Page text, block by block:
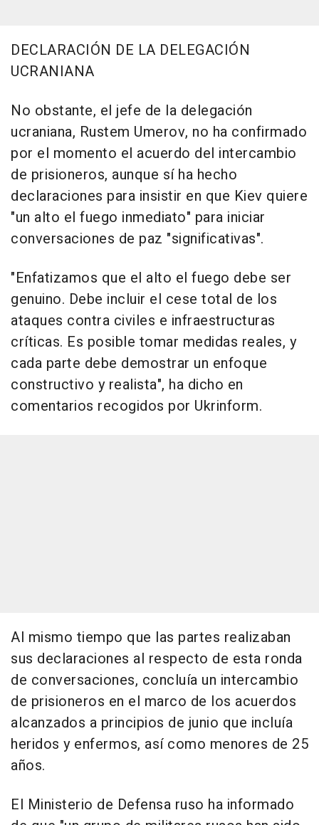
DECLARACIÓN DE LA DELEGACIÓN
UCRANIANA
No obstante, el jefe de la delegación
ucraniana, Rustem Umerov, no ha confirmado
por el momento el acuerdo del intercambio
de prisioneros, aunque sí ha hecho
declaraciones para insistir en que Kiev quiere
"un alto el fuego inmediato" para iniciar
conversaciones de paz "significativas".
"Enfatizamos que el alto el fuego debe ser
genuino. Debe incluir el cese total de los
ataques contra civiles e infraestructuras
críticas. Es posible tomar medidas reales, y
cada parte debe demostrar un enfoque
constructivo y realista", ha dicho en
comentarios recogidos por Ukrinform.
Al mismo tiempo que las partes realizaban
sus declaraciones al respecto de esta ronda
de conversaciones, concluía un intercambio
de prisioneros en el marco de los acuerdos
alcanzados a principios de junio que incluía
heridos y enfermos, así como menores de 25
años.
El Ministerio de Defensa ruso ha informado